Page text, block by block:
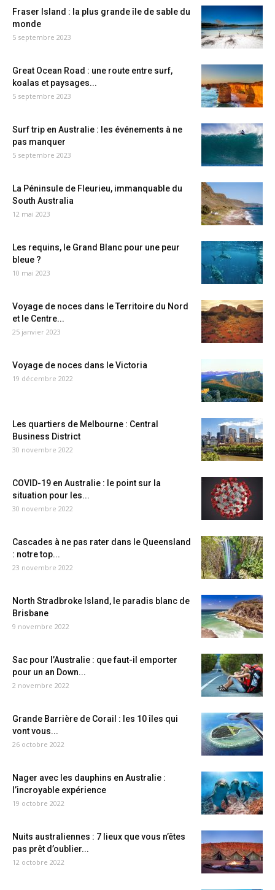
Fraser Island : la plus grande île de sable du
monde
5 septembre 2023
Great Ocean Road : une route entre surf,
koalas et paysages...
5 septembre 2023
Surf trip en Australie : les événements à ne
pas manquer
5 septembre 2023
La Péninsule de Fleurieu, immanquable du
South Australia
12 mai 2023
Les requins, le Grand Blanc pour une peur
bleue ?
10 mai 2023
Voyage de noces dans le Territoire du Nord
et le Centre...
25 janvier 2023
Voyage de noces dans le Victoria
19 décembre 2022
Les quartiers de Melbourne : Central
Business District
30 novembre 2022
COVID-19 en Australie : le point sur la
situation pour les...
30 novembre 2022
Cascades à ne pas rater dans le Queensland
: notre top...
23 novembre 2022
North Stradbroke Island, le paradis blanc de
Brisbane
9 novembre 2022
Sac pour l’Australie : que faut-il emporter
pour un an Down...
2 novembre 2022
Grande Barrière de Corail : les 10 îles qui
vont vous...
26 octobre 2022
Nager avec les dauphins en Australie :
l’incroyable expérience
19 octobre 2022
Nuits australiennes : 7 lieux que vous n’êtes
pas prêt d’oublier...
12 octobre 2022